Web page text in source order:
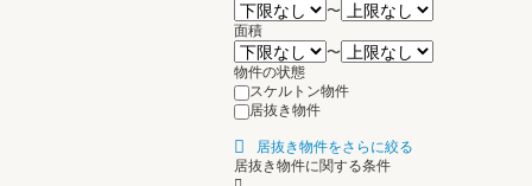
〜
面積
〜
物件の状態
スケルトン物件
居抜き物件
居抜き物件をさらに絞る
居抜き物件に関する条件